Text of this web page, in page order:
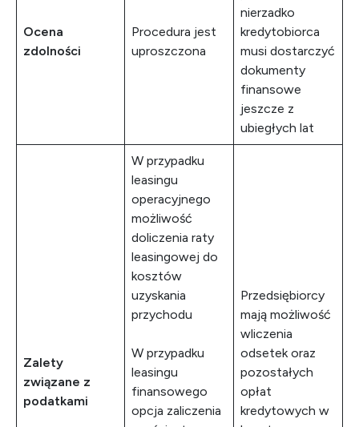
Ocena
zdolności
Procedura jest
uproszczona
nierzadko
kredytobiorca
musi dostarczyć
dokumenty
finansowe
jeszcze z
ubiegłych lat
Zalety
związane z
podatkami
W przypadku
leasingu
operacyjnego
możliwość
doliczenia raty
leasingowej do
kosztów
uzyskania
przychodu
W przypadku
leasingu
finansowego
opcja zaliczenia
Przedsiębiorcy
mają możliwość
wliczenia
odsetek oraz
pozostałych
opłat
kredytowych w